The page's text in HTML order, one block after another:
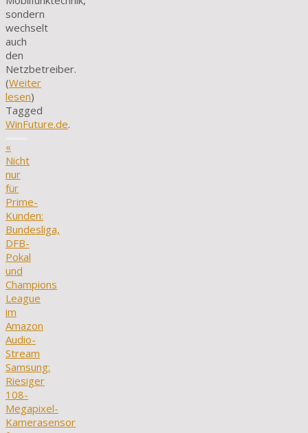
sondern
wechselt
auch
den
Netzbetreiber.
(Weiter
lesen)
Tagged
WinFuture.de.
«
Nicht
nur
für
Prime-
Kunden:
Bundesliga,
DFB-
Pokal
und
Champions
League
im
Amazon
Audio-
Stream
Samsung:
Riesiger
108-
Megapixel-
Kamerasensor